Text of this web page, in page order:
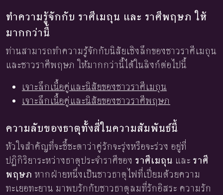
ทำความรู้จักกับ ราศีเมถุน และ ราศีพฤษภ ให้
มากกว่านี้
ท่านสามารถทำความรู้จักกับนิสัยเชิงลึกของชาวราศีเมถุน
และชาวราศีพฤษภ ให้มากกว่านี้ได้ในลิงก์ต่อไปนี้
เจาะลึกเนื้อคู่และนิสัยของชาวราศีเมถุน
เจาะลึกเนื้อคู่และนิสัยของชาวราศีพฤษภ
ความลับของธาตุทั้งสี่ในความสัมพันธ์นี้
หัวใจสำคัญที่จะชี้ชะตาว่าคู่รักจะรุ่งหรือจะร่วง อยู่ที่
ปฏิกิริยาระหว่างธาตุประจำราศีของ ราศีเมถุน และ ราศี
พฤษภ หากฝ่ายหนึ่งเป็นชาวธาตุไฟที่เปี่ยมด้วยความ
ทะเยอทะยาน มาพบรักกับชาวธาตุลมที่รักอิสระ ความรัก